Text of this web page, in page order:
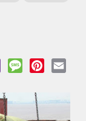
Viber MessagePinterest